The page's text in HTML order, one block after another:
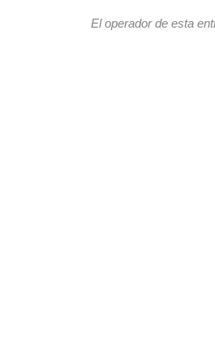
El operador de esta